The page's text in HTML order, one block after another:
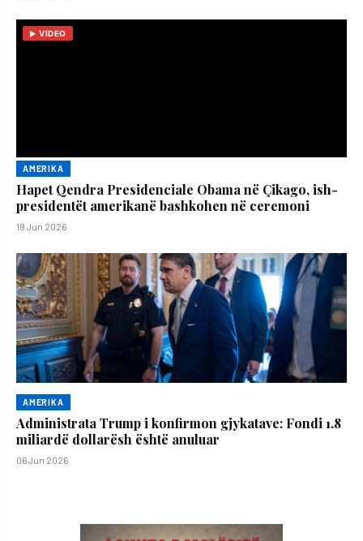
VIDEO
AMERIKA
Hapet Qendra Presidenciale Obama në Çikago, ish-
presidentët amerikanë bashkohen në ceremoni
19 Jun 2026
AMERIKA
Administrata Trump i konfirmon gjykatave: Fondi 1.8
miliardë dollarësh është anuluar
06 Jun 2026